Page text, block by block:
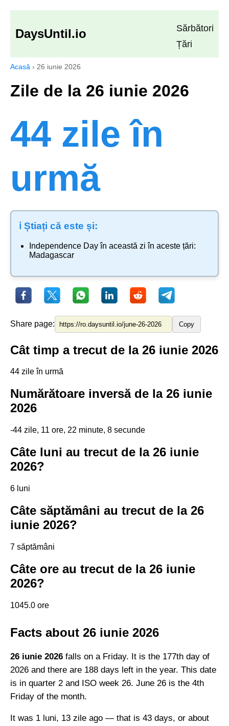
DaysUntil.io
Sărbători
Țări
Acasă › 26 iunie 2026
Zile de la 26 iunie 2026
44 zile în
urmă
ℹ️ Știați că este și:
Independence Dayîn această zi în aceste țări:
Madagascar
Share page: Copy
Cât timp a trecut de la 26 iunie 2026
44 zile în urmă
Numărătoare inversă de la 26 iunie
2026
-44 zile, 11 ore, 22 minute, 8 secunde
Câte luni au trecut de la 26 iunie
2026?
6 luni
Câte săptămâni au trecut de la 26
iunie 2026?
7 săptămâni
Câte ore au trecut de la 26 iunie
2026?
1045.0 ore
Facts about 26 iunie 2026
26 iunie 2026 falls on a Friday. It is the 177th day of
2026 and there are 188 days left in the year. This date
is in quarter 2 and ISO week 26. June 26 is the 4th
Friday of the month.
It was 1 luni, 13 zile ago — that is 43 days, or about